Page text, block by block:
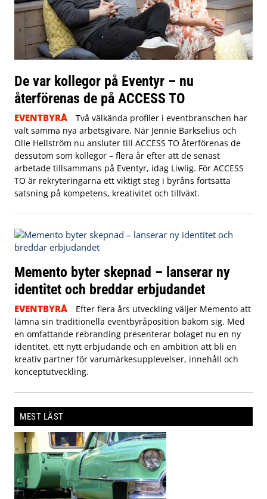
De var kollegor på Eventyr – nu
återförenas de på ACCESS TO
EVENTBYRÅ
Två välkända profiler i eventbranschen har
valt samma nya arbetsgivare. När Jennie Barkselius och
Olle Hellström nu ansluter till ACCESS TO återförenas de
dessutom som kollegor – flera år efter att de senast
arbetade tillsammans på Eventyr, idag Liwlig. För ACCESS
TO är rekryteringarna ett viktigt steg i byråns fortsatta
satsning på kompetens, kreativitet och tillväxt.
Memento byter skepnad – lanserar ny
identitet och breddar erbjudandet
EVENTBYRÅ
Efter flera års utveckling väljer Memento att
lämna sin traditionella eventbyråposition bakom sig. Med
en omfattande rebranding presenterar bolaget nu en ny
identitet, ett nytt erbjudande och en ambition att bli en
kreativ partner för varumärkesupplevelser, innehåll och
konceptutveckling.
MEST LÄST